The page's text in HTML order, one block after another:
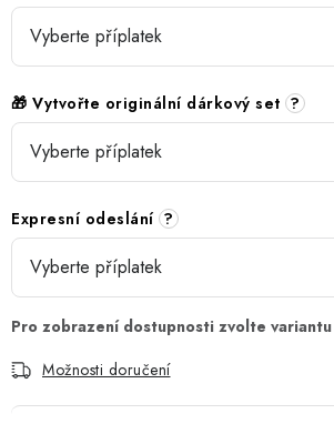
🎁 Vytvořte originální dárkový set ?
Expresní odeslání ?
Možnosti doručení